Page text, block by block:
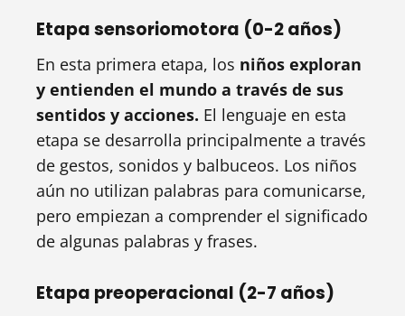
Etapa sensoriomotora (0-2 años)
En esta primera etapa, los niños exploran
y entienden el mundo a través de sus
sentidos y acciones. El lenguaje en esta
etapa se desarrolla principalmente a través
de gestos, sonidos y balbuceos. Los niños
aún no utilizan palabras para comunicarse,
pero empiezan a comprender el significado
de algunas palabras y frases.
Etapa preoperacional (2-7 años)